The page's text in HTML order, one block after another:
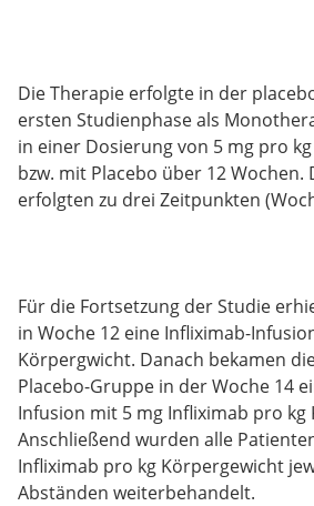
Die Therapie erfolgte in der
ersten Studienphase als
in einer Dosierung von 5 mg pro
bzw. mit Placebo über 12 Wochen.
erfolgten zu drei Zeitpunkten
Für die Fortsetzung der Studie
in Woche 12 eine Infliximab-
Körpergwicht. Danach bekamen
Placebo-Gruppe in der Woche 14
Infusion mit 5 mg Infliximab pro kg
Anschließend wurden alle
Infliximab pro kg Körpergewicht
Abständen weiterbehandelt.